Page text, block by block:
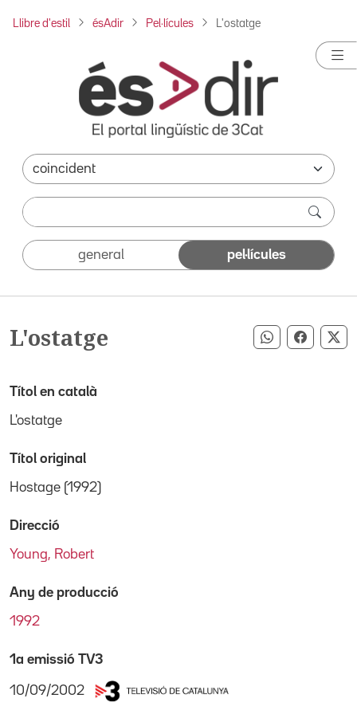
Llibre d'estil ésAdir Pel·lícules L'ostatge
general pel·lícules
L'ostatge Compartir
Títol en català
L'ostatge
Títol original
Hostage (1992)
Direcció
Young, Robert
Any de producció
1992
1a emissió TV3
10/09/2002